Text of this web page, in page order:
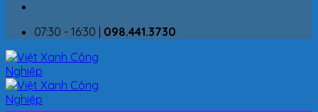
07:30 - 16:30 | 098.441.3730